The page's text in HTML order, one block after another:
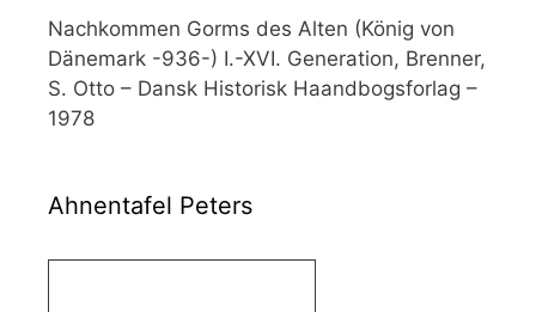
Nachkommen Gorms des Alten (König von
Dänemark -936-) I.-XVI. Generation, Brenner,
S. Otto – Dansk Historisk Haandbogsforlag –
1978
Ahnentafel Peters